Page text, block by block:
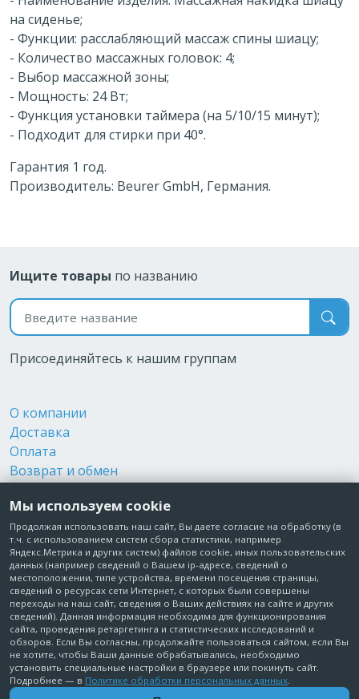
на сиденье;
- Функции: расслабляющий массаж спины шиацу;
- Количество массажных головок: 4;
- Выбор массажной зоны;
- Мощность: 24 Вт;
- Функция установки таймера (на 5/10/15 минут);
- Подходит для стирки при 40°.
Гарантия 1 год.
Производитель: Beurer GmbH, Германия.
Ищите товары по названию
Поиск по названию
Присоединяйтесь к нашим группам
О компании
Доставка
Оплата
Возврат и обмен
Реквизиты
Публичная оферта
Пользовательское соглашение
Политика обработки персональных данных
Согласие на обработку персональных данных
Согласие на рекламные рассылки
+7 495 210-10-57
© Забота о Вас.ру
Москва, Электродный проезд, д. 14 стр.1 офис 18
Мы используем cookie
Продолжая использовать наш сайт, Вы даете согласие на обработку (в
т.ч. с использованием систем сбора статистики, например
Яндекс.Метрика и других систем) файлов cookie, иных пользовательских
данных (например сведений о Вашем ip-адресе, сведений о
местоположении, типе устройства, времени посещения страницы,
сведений о ресурсах сети Интернет, с которых были совершены
переходы на наш сайт, сведения о Ваших действиях на сайте и других
сведений). Данная информация необходима для функционирования
сайта, проведения ретаргетинга и статистических исследований и
обзоров. Если Вы согласны, продолжайте пользоваться сайтом, если Вы
не хотите, чтобы Ваши данные обрабатывались, необходимо
установить специальные настройки в браузере или покинуть сайт.
Подробнее — в Политике обработки персональных данных.